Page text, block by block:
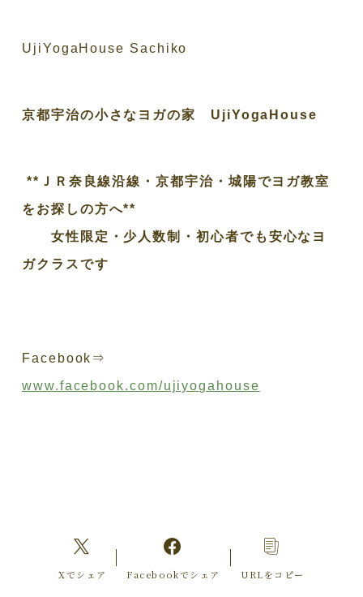
UjiYogaHouse Sachiko
京都宇治の小さなヨガの家 UjiYogaHouse
**ＪＲ奈良線沿線・京都宇治・城陽でヨガ教室
をお探しの方へ**
女性限定・少人数制・初心者でも安心なヨ
ガクラスです
Facebook⇒
www.facebook.com/ujiyogahouse
Xでシェア Facebookでシェア URLをコピー